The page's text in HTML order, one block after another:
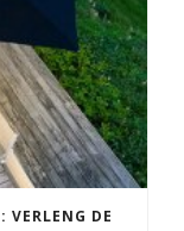
DE